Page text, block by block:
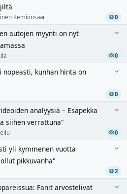
·Kemiönsaari 0
autojen myynti on nyt
0
nopeasti, kunhan hinta on
0
analyysiä – Esapekka
siihen verrattuna"
0
yli kymmenen vuotta
pikkuvanha"
2
Fanit arvostelivat